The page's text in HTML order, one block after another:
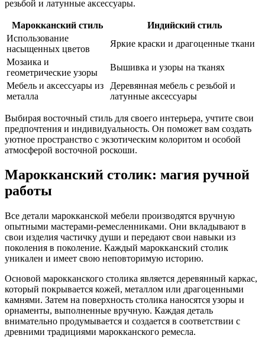
резьбой и латунные аксессуары.
Марокканский стиль
Индийский стиль
Использование
насыщенных цветов
Яркие краски и драгоценные ткани
Мозаика и
геометрические узоры
Вышивка и узоры на тканях
Мебель и аксессуары из
металла
Деревянная мебель с резьбой и
латунные аксессуары
Выбирая восточный стиль для своего интерьера, учтите свои
предпочтения и индивидуальность. Он поможет вам создать
уютное пространство с экзотическим колоритом и особой
атмосферой восточной роскоши.
Марокканский столик: магия ручной
работы
Все детали марокканской мебели производятся вручную
опытными мастерами-ремесленниками. Они вкладывают в
свои изделия частичку души и передают свои навыки из
поколения в поколение. Каждый марокканский столик
уникален и имеет свою неповторимую историю.
Основой марокканского столика является деревянный каркас,
который покрывается кожей, металлом или драгоценными
камнями. Затем на поверхность столика наносятся узоры и
орнаменты, выполненные вручную. Каждая деталь
внимательно продумывается и создается в соответствии с
древними традициями марокканского ремесла.